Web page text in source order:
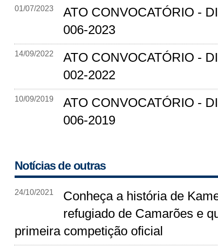
01/07/2023
ATO CONVOCATÓRIO -
006-2023
14/09/2022
ATO CONVOCATÓRIO -
002-2022
10/09/2019
ATO CONVOCATÓRIO -
006-2019
Notícias de outras
24/10/2021
Conheça a história de
refugiado de Camarões e
primeira competição oficial